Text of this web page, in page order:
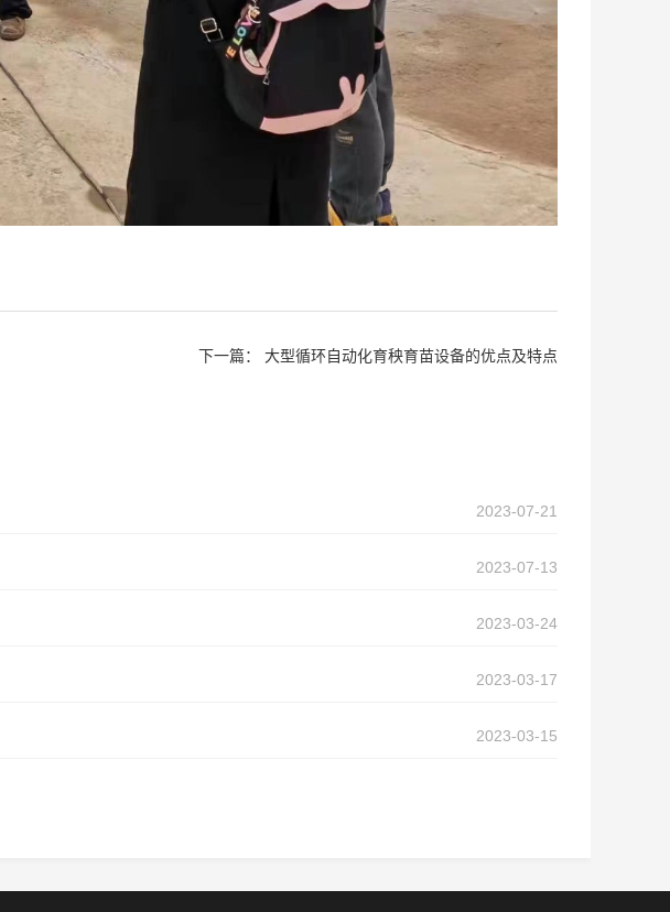
下一篇： 大型循环自动化育秧育苗设备的优点及特点
2023-07-21
2023-07-13
2023-03-24
2023-03-17
2023-03-15